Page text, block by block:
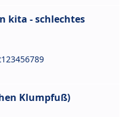
kita - schlechtes
Klumpfuß)